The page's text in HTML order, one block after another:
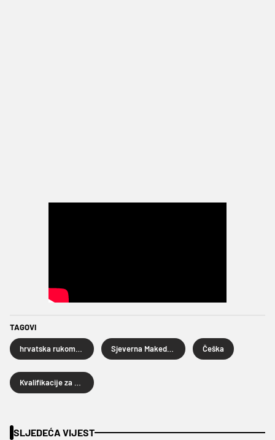
TAGOVI
Češka
SLJEDEĆA VIJEST